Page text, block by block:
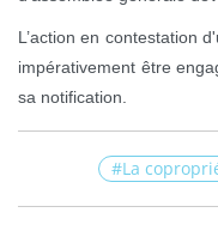
L’action en contestation
impérativement être
sa notification.
La